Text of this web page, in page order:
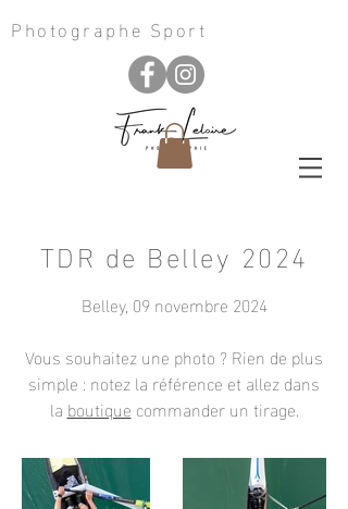
Photographe Sport
TDR de Belley 2024
Belley, 09 novembre 2024
Vous souhaitez une photo ? Rien de plus
simple : notez la référence et allez dans
la boutique commander un tirage.